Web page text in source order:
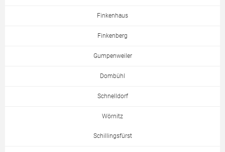
Finkenhaus
Finkenberg
Gumpenweiler
Dombühl
Schnelldorf
Wörnitz
Schillingsfürst